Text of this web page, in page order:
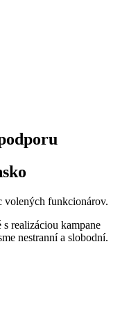
volených funkcionárov.
realizáciou kampane
nestranní a slobodní.